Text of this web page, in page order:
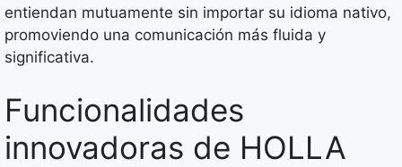
entiendan mutuamente sin importar su idioma nativo,
promoviendo una comunicación más fluida y
significativa.
Funcionalidades
innovadoras de HOLLA